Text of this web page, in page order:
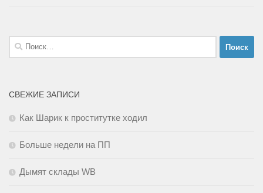
Найти:
СВЕЖИЕ ЗАПИСИ
Как Шарик к проститутке ходил
Больше недели на ПП
Дымят склады WB